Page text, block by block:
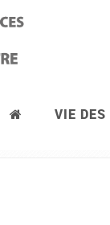
VIE DES